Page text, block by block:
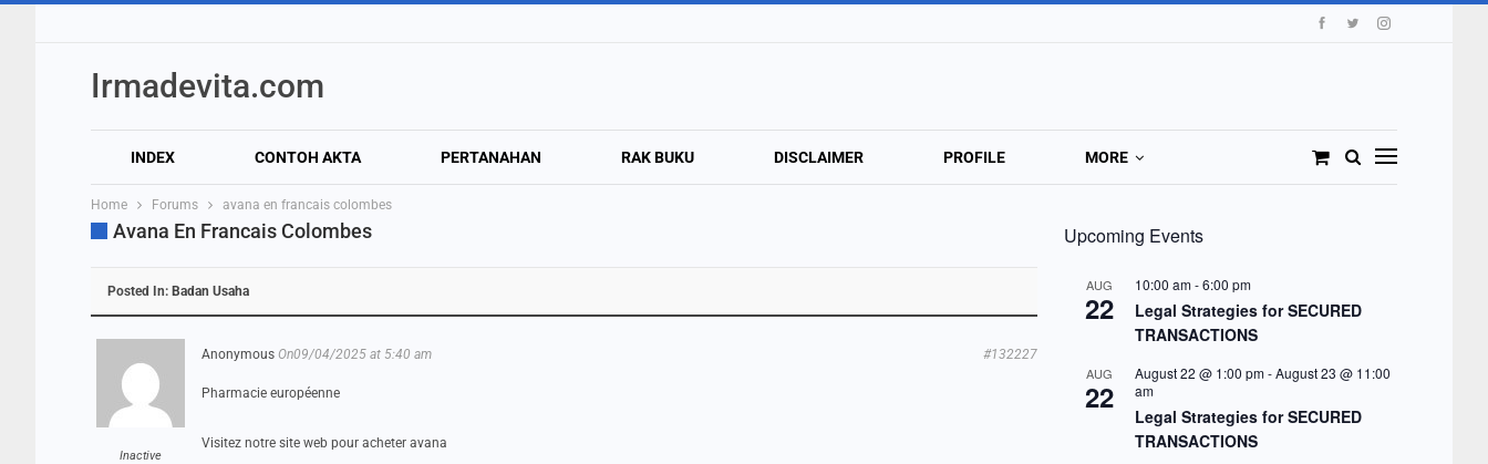
Irmadevita.com
INDEX CONTOH AKTA PERTANAHAN RAK BUKU DISCLAIMER PROFILE MORE
Home Forums avana en francais colombes
Avana En Francais Colombes
Posted In: Badan Usaha
Inactive
Anonymous On09/04/2025 at 5:40 am #132227
Pharmacie européenne
Visitez notre site web pour acheter avana
Upcoming Events
AUG
22
10:00 am-6:00 pm
Legal Strategies for SECURED
TRANSACTIONS
AUG
22
August 22 @ 1:00 pm-August 23 @ 11:00
am
Legal Strategies for SECURED
TRANSACTIONS